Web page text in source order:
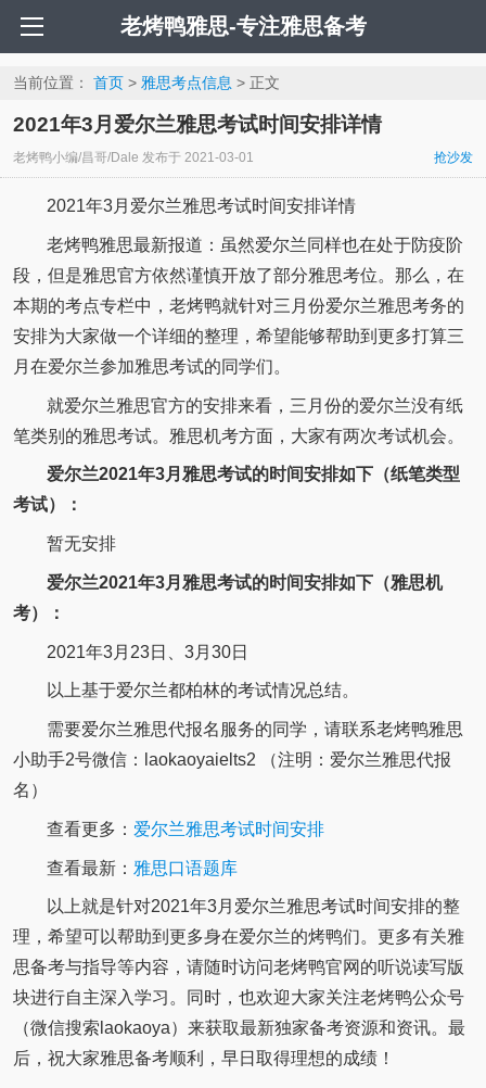
老烤鸭雅思-专注雅思备考
当前位置： 首页> 雅思考点信息 > 正文
2021年3月爱尔兰雅思考试时间安排详情
老烤鸭小编/昌哥/Dale 发布于 2021-03-01 抢沙发
2021年3月爱尔兰雅思考试时间安排详情
老烤鸭雅思最新报道：虽然爱尔兰同样也在处于防疫阶
段，但是雅思官方依然谨慎开放了部分雅思考位。那么，在
本期的考点专栏中，老烤鸭就针对三月份爱尔兰雅思考务的
安排为大家做一个详细的整理，希望能够帮助到更多打算三
月在爱尔兰参加雅思考试的同学们。
就爱尔兰雅思官方的安排来看，三月份的爱尔兰没有纸
笔类别的雅思考试。雅思机考方面，大家有两次考试机会。
爱尔兰2021年3月雅思考试的时间安排如下（纸笔类型
考试）：
暂无安排
爱尔兰2021年3月雅思考试的时间安排如下（雅思机
考）：
2021年3月23日、3月30日
以上基于爱尔兰都柏林的考试情况总结。
需要爱尔兰雅思代报名服务的同学，请联系老烤鸭雅思
小助手2号微信：laokaoyaielts2 （注明：爱尔兰雅思代报
名）
查看更多： 爱尔兰雅思考试时间安排
查看最新： 雅思口语题库
以上就是针对2021年3月爱尔兰雅思考试时间安排的整
理，希望可以帮助到更多身在爱尔兰的烤鸭们。更多有关雅
思备考与指导等内容，请随时访问老烤鸭官网的听说读写版
块进行自主深入学习。同时，也欢迎大家关注老烤鸭公众号
（微信搜索laokaoya）来获取最新独家备考资源和资讯。最
后，祝大家雅思备考顺利，早日取得理想的成绩！